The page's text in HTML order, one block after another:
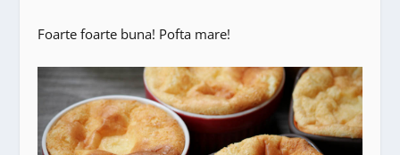
Foarte foarte buna! Pofta mare!